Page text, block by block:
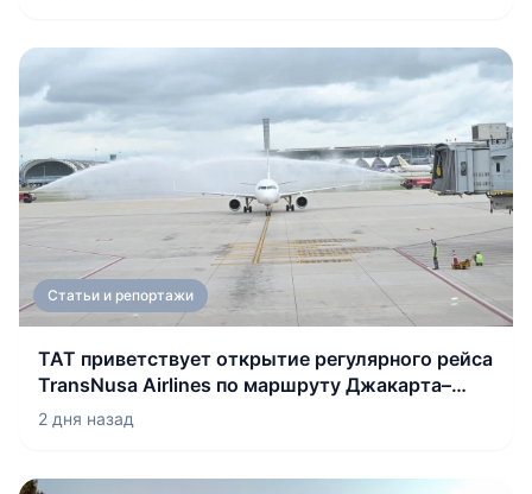
Статьи и репортажи
TAT приветствует открытие регулярного рейса
TransNusa Airlines по маршруту Джакарта–
Бангкок
2 дня назад